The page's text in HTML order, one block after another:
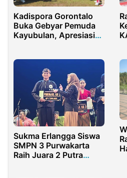
Kadispora Gorontalo
Buka Gebyar Pemuda
Kayubulan, Apresiasi
Sukma Erlangga Siswa
SMPN 3 Purwakarta
Raih Juara 2 Putra